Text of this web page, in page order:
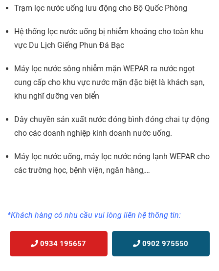
Trạm lọc nước uống lưu động cho Bộ Quốc Phòng
Hệ thống lọc nước uống bị nhiễm khoáng cho toàn khu
vực Du Lịch Giếng Phun Đá Bạc
Máy lọc nước sông nhiễm mặn WEPAR ra nước ngọt
cung cấp cho khu vực nước mặn đặc biệt là khách sạn,
khu nghĩ dưỡng ven biển
Dây chuyền sản xuất nước đóng bình đóng chai tự động
cho các doanh nghiệp kinh doanh nước uống.
Máy lọc nước uống, máy lọc nước nóng lạnh WEPAR cho
các trường học, bệnh viện, ngân hàng,…
*Khách hàng có nhu cầu vui lòng liên hệ thông tin:
0934 195657 0902 975550